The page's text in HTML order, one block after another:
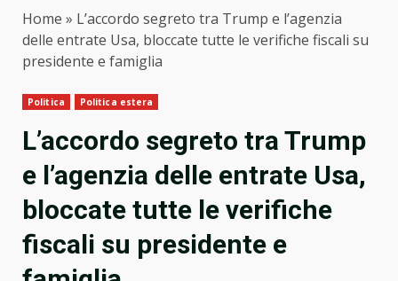
Home » L’accordo segreto tra Trump e l’agenzia
delle entrate Usa, bloccate tutte le verifiche fiscali su
presidente e famiglia
Politica Politica estera
L’accordo segreto tra Trump
e l’agenzia delle entrate Usa,
bloccate tutte le verifiche
fiscali su presidente e